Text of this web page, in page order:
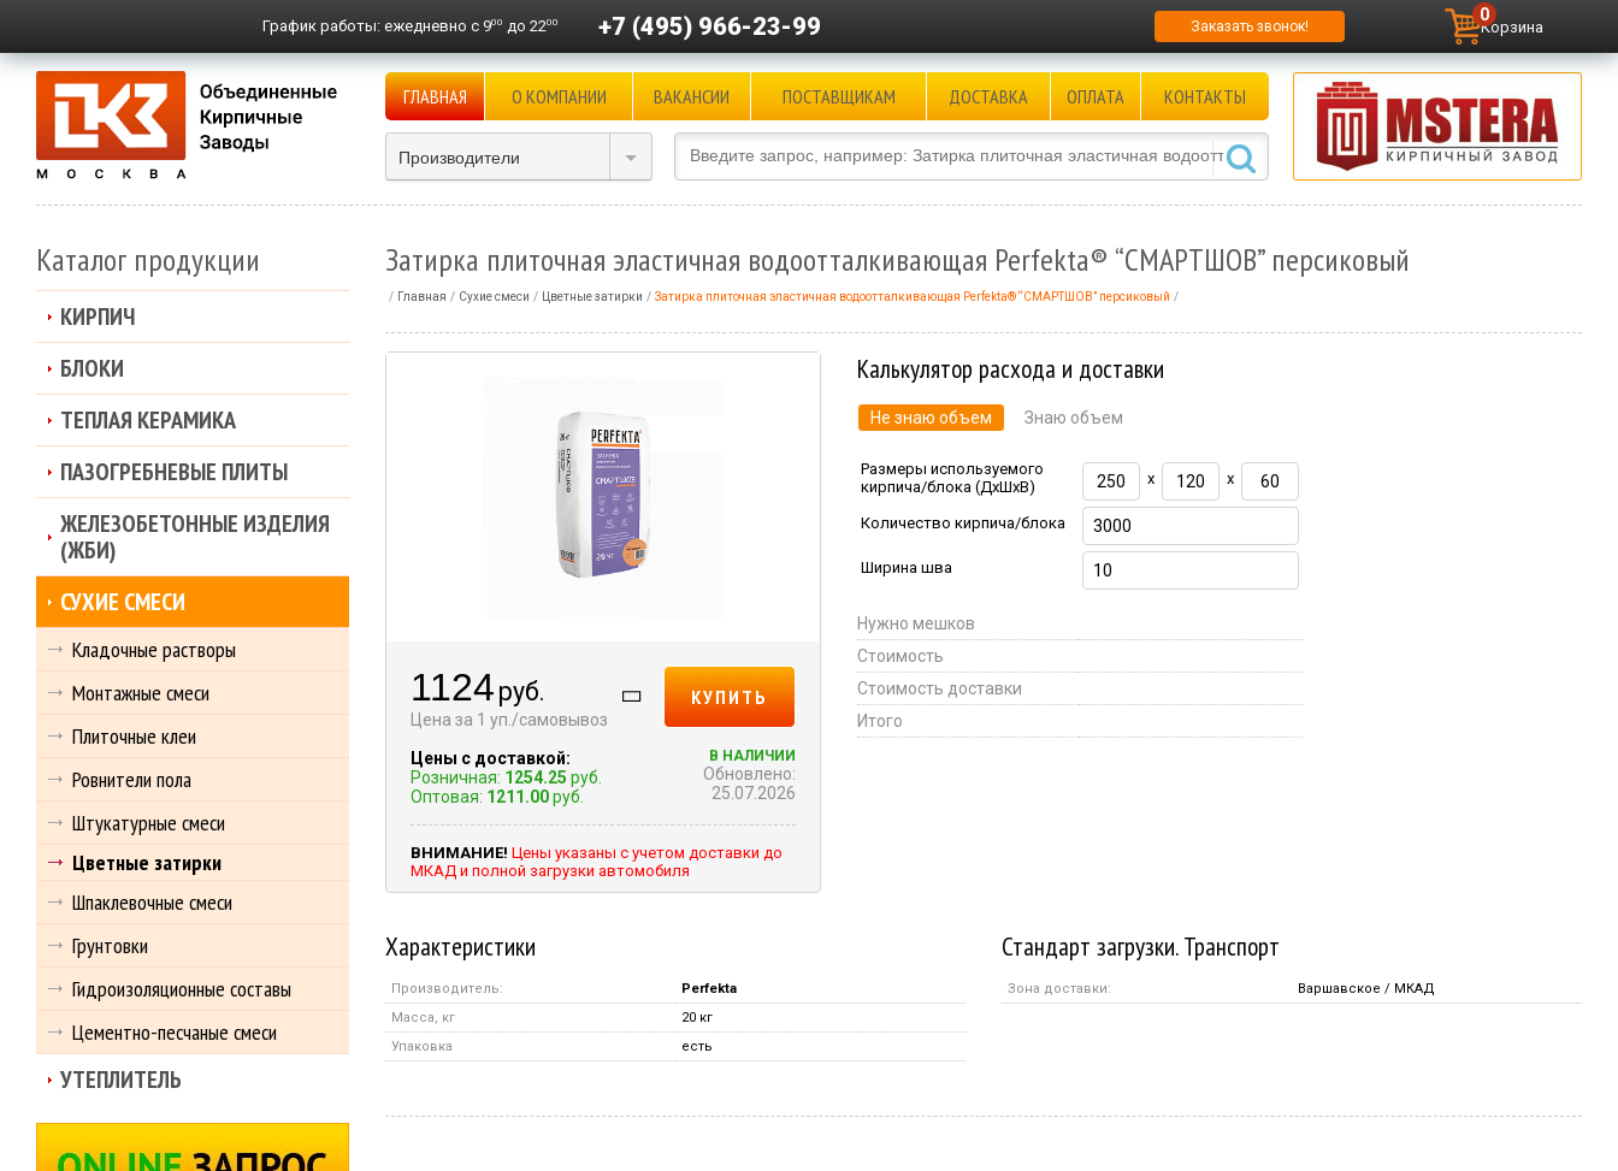
График работы: ежедневно с 900 до 2200 +7 (495) 966-23-99 Заказать звонок! Корзина
0
ГЛАВНАЯ О КОМПАНИИ ВАКАНСИИ ПОСТАВЩИКАМ ДОСТАВКА ОПЛАТА КОНТАКТЫ
Производители
Затирка плиточная эластичная водоотталкивающая Perfekta® “СМАРТШОВ” персиковый
Главная Сухие смеси Цветные затирки Затирка плиточная эластичная водоотталкивающая Perfekta® “СМАРТШОВ” персиковый
1124 руб.
Цена за 1 уп./самовывоз
Цены с доставкой:
Розничная: 1254.25 руб.
Оптовая: 1211.00руб.
КУПИТЬ
В НАЛИЧИИ
Обновлено:
25.07.2026
ВНИМАНИЕ! Цены указаны с учетом доставки до
МКАД и полной загрузки автомобиля
Калькулятор расхода и доставки
Не знаю объем Знаю объем
Размеры используемого
кирпича/блока (ДхШхВ)
x x
Количество кирпича/блока
Ширина шва
Нужно мешков
Стоимость
Стоимость доставки
Итого
Характеристики
Производитель:
Perfekta
Масса, кг
20 кг
Упаковка
есть
Стандарт загрузки. Транспорт
Зона доставки: Варшавское / МКАД
Каталог продукции
КИРПИЧ
БЛОКИ
ТЕПЛАЯ КЕРАМИКА
ПАЗОГРЕБНЕВЫЕ ПЛИТЫ
ЖЕЛЕЗОБЕТОННЫЕ ИЗДЕЛИЯ
(ЖБИ)
СУХИЕ СМЕСИ
Кладочные растворы
Монтажные смеси
Плиточные клеи
Ровнители пола
Штукатурные смеси
Цветные затирки
Шпаклевочные смеси
Грунтовки
Гидроизоляционные составы
Цементно-песчаные смеси
УТЕПЛИТЕЛЬ